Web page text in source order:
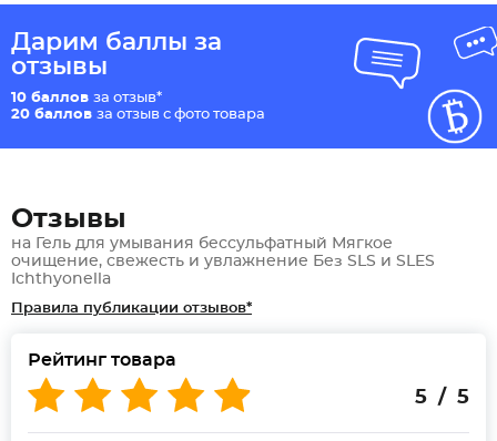
Дарим баллы за
отзывы
10 баллов за отзыв*
20 баллов за отзыв с фото товара
Отзывы
на Гель для умывания бессульфатный Мягкое
очищение, свежесть и увлажнение Без SLS и SLES
Ichthyonella
Правила публикации отзывов*
Рейтинг товара
5 / 5